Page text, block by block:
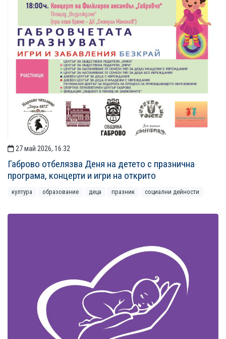
27 май 2026, 16:32
Габрово отбелязва Деня на детето с празнична
програма, концерти и игри на открито
култура образование деца празник социални дейности